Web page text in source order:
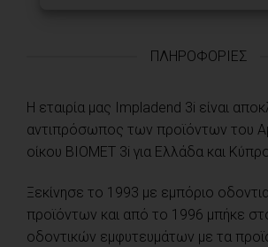
ΠΛΗΡΟΦΟΡΊΕΣ
Η εταιρία μας Impladend 3i είναι
αντιπρόσωπος των προϊόντων του
οίκου BIOMET 3i για Ελλάδα και
Ξεκίνησε το 1993 με εμπόριο
προϊόντων και από το 1996 μπήκε
οδοντικών εμφυτευμάτων με τα